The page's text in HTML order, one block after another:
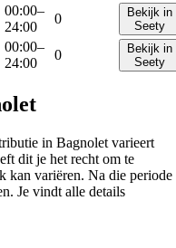
00:00–
24:00
0
Bekijk in
Seety
00:00–
24:00
0
Bekijk in
Seety
in Bagnolet varieert
dit je het recht om te
kan variëren. Na die periode
Je vindt alle details